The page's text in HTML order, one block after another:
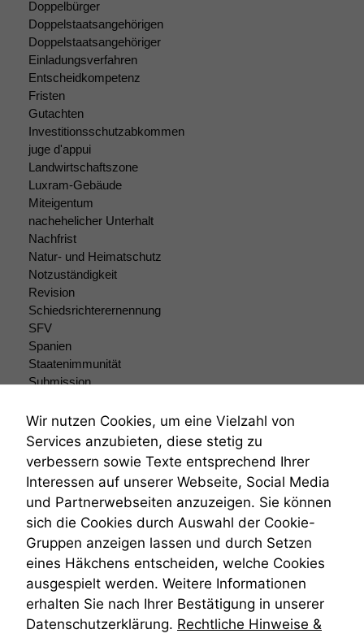
Doppelbürger
Doppelstaatsangehörigen
Doppelstaatsangehöriger
Einladungsverfahren
Entscheidkompetenz
Fristen
Gutachten
Investitionsschutzabkommen
juge d'appui
Landwirtschaftszone
Luxram-Gebäude
Miteigentum
nachehelicher Unterhalt
Nachfrist
Natur- und Heimatschutz
Notzuständigkeit
Revision
Schiedsrichterernennung
SFV
Spanien
Staatenimmunität
Submission
Teilungsklage
Venezuela
VRK
Wiederherstellungsanordnung
Zivilprozessordnung
ZPO
Zustellfiktion
Zuständigkeit
Öffentliches Personalrecht
Öffentlichkeitsprinzip
Wir nutzen Cookies, um eine Vielzahl von
Services anzubieten, diese stetig zu
verbessern sowie Texte entsprechend Ihrer
Interessen auf unserer Webseite, Social Media
und Partnerwebseiten anzuzeigen. Sie können
sich die Cookies durch Auswahl der Cookie-
Gruppen anzeigen lassen und durch Setzen
eines Häkchens entscheiden, welche Cookies
ausgespielt werden. Weitere Informationen
erhalten Sie nach Ihrer Bestätigung in unserer
Datenschutzerklärung. Rechtliche Hinweise &
Funktionalität
Einige
Funktionen auf
dieser Website
sind optional.
Wenn Sie
diese Option
deaktivieren,
kann die
Website nicht
zu 100%
funktionieren.